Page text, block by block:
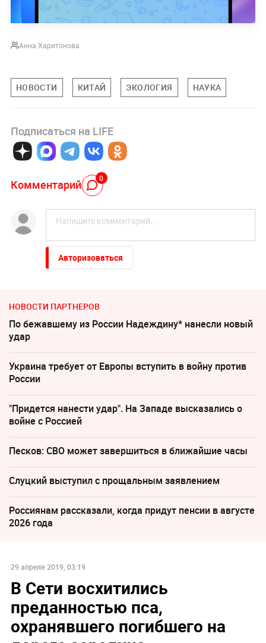
Аннa Харитонова
НОВОСТИ КИТАЙ ЭКОЛОГИЯ НАУКА
Подписаться на LIFE
Комментарий 0
Авторизоваться
НОВОСТИ ПАРТНЕРОВ
По бежавшему из России Надеждину* нанесли новый
удар
Украина требует от Европы вступить в войну против
России
"Придется нанести удар". На Западе высказались о
войне с Россией
Песков: СВО может завершиться в ближайшие часы
Слуцкий выступил с прощальным заявлением
Россиянам рассказали, когда придут пенсии в августе
2026 года
29 апреля 2019, 03:19
В Сети восхитились
преданностью пса,
охранявшего погибшего на